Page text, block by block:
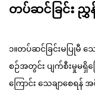
တပ်ဆင်ခြင်း ညွှ
၁။တပ်ဆင်ခြင်းမပြုမီ
စဉ်အတွင်း ပျက်စီးမှုမရှိကြ
ကြောင်း သေချာစေရန်